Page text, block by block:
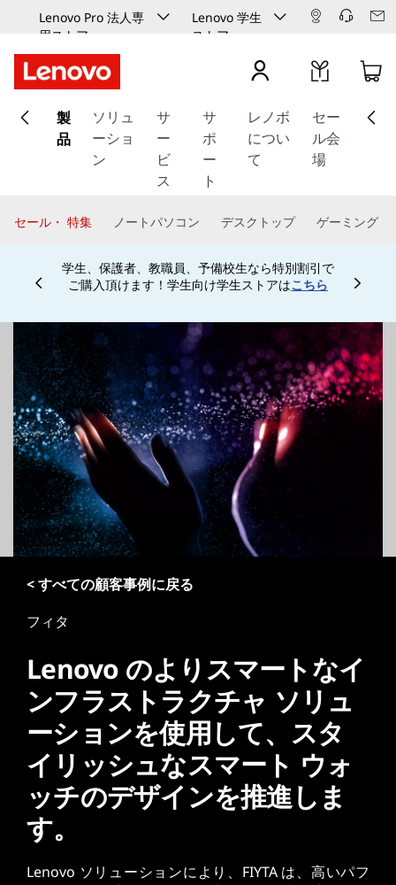
Lenovo Pro 法人専
用ストア
Lenovo 学生
ストア
イ
ン
ッ
プ
す
る
製
品
ソリュ
ーショ
ン
サ
ー
ビ
ス
サ
ポ
ー
ト
レノボ
につい
て
セー
ル会
場
セール・ 特集 ノートパソコン デスクトップ ゲーミング
学生、保護者、教職員、予備校生なら特別割引で
ご購入頂けます！学生向け学生ストアはこちら
Currently displaying item 4 of
< すべての顧客事例に戻る
フィタ
Lenovo のよりスマートなイ
ンフラストラクチャ ソリュ
ーションを使用して、スタ
イリッシュなスマート ウォ
ッチのデザインを推進しま
す。
Lenovo ソリューションにより、FIYTA は、高いパフ